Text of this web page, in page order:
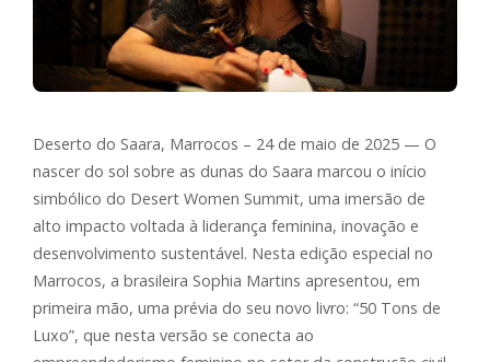
Deserto do Saara, Marrocos – 24 de maio de 2025 — O
nascer do sol sobre as dunas do Saara marcou o início
simbólico do Desert Women Summit, uma imersão de
alto impacto voltada à liderança feminina, inovação e
desenvolvimento sustentável. Nesta edição especial no
Marrocos, a brasileira Sophia Martins apresentou, em
primeira mão, uma prévia do seu novo livro: “50 Tons de
Luxo”, que nesta versão se conecta ao